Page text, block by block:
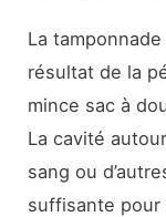
La
résultat de la
mince sac à
La cavité
sang ou
suffisante